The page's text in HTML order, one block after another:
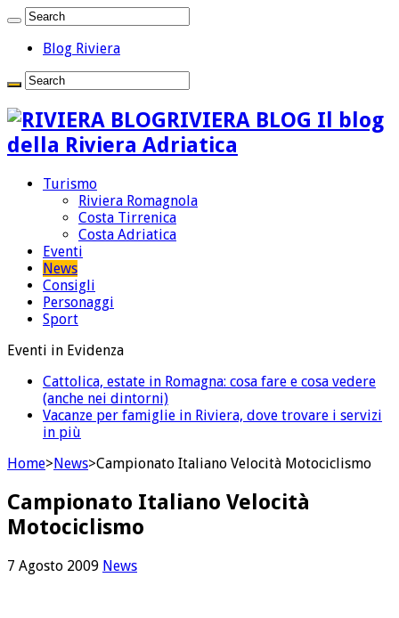
Blog Riviera
RIVIERA BLOG Il blog
della Riviera Adriatica
Turismo
Riviera Romagnola
Costa Tirrenica
Costa Adriatica
Eventi
News
Consigli
Personaggi
Sport
Eventi in Evidenza
Cattolica, estate in Romagna: cosa fare e cosa vedere
(anche nei dintorni)
Vacanze per famiglie in Riviera, dove trovare i servizi
in più
Home>News>Campionato Italiano Velocità Motociclismo
Campionato Italiano Velocità
Motociclismo
7 Agosto 2009 News